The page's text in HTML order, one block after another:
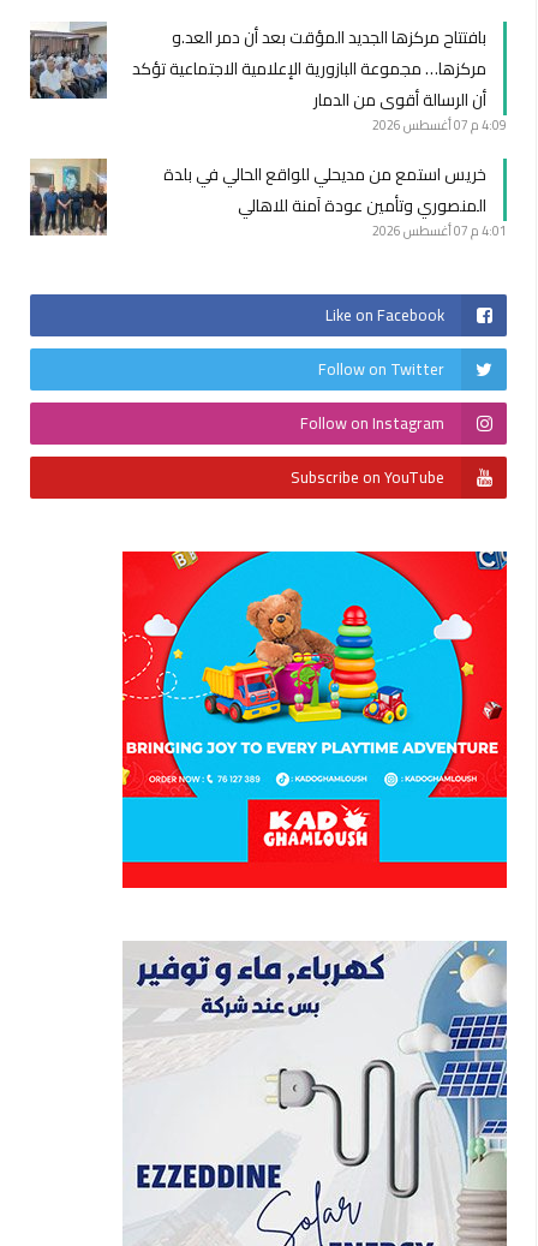
بافتتاح مركزها الجديد المؤقت بعد أن دمر العد.و
مركزها… مجموعة البازورية الإعلامية الاجتماعية تؤكد
أن الرسالة أقوى من الدمار
4:09 م 07 أغسطس 2026
خريس استمع من مديحلي للواقع الحالي في بلدة
المنصوري وتأمين عودة آمنة للاهالي
4:01 م 07 أغسطس 2026
Like on Facebook
Follow on Twitter
Follow on Instagram
Subscribe on YouTube